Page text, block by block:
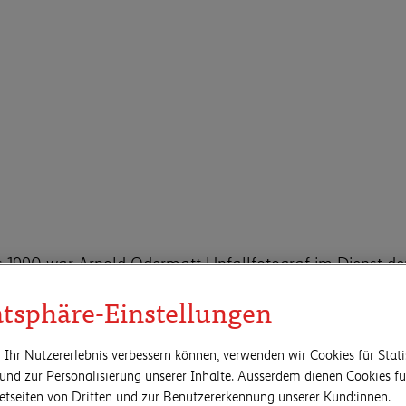
1990 war Arnold Odermatt Unfallfotograf im Dienst
zur Beweisaufnahme. Nach seiner Pensionierung
fotografischen Bestand auf dem Dachboden der
der Biennale von Venedig gezeigt und machte
Einstellungen
Nutzererlebnis verbessern können, verwenden wir Cookies für
zur Personalisierung unserer Inhalte. Ausserdem dienen Cookies
von Dritten und zur Benutzererkennung unserer Kund:innen.